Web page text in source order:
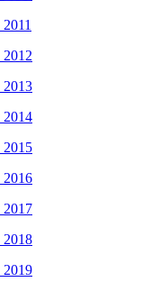
2012
2013
2014
2015
2016
2017
2018
2019